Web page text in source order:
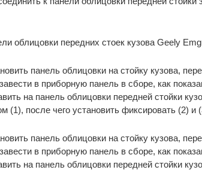
панель облицовки на стойку кузова,
в приборную панель в сборе, как
на панель облицовки передней стойки
(1), после чего установить фиксировать (2) и
панель облицовки на стойку кузова,
в приборную панель в сборе, как
на панель облицовки передней стойки